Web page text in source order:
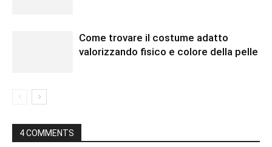
Come trovare il costume adatto
valorizzando fisico e colore della pelle
4 COMMENTS